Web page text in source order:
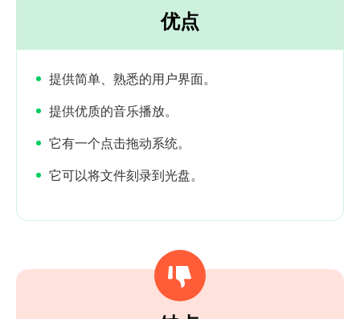
优点
提供简单、熟悉的用户界面。
提供优质的音乐播放。
它有一个点击拖动系统。
它可以将文件刻录到光盘。